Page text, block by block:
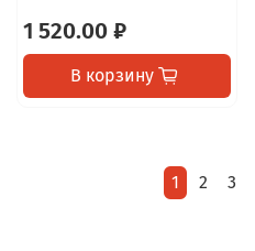
1 520.00 ₽
В корзину
1 2 3